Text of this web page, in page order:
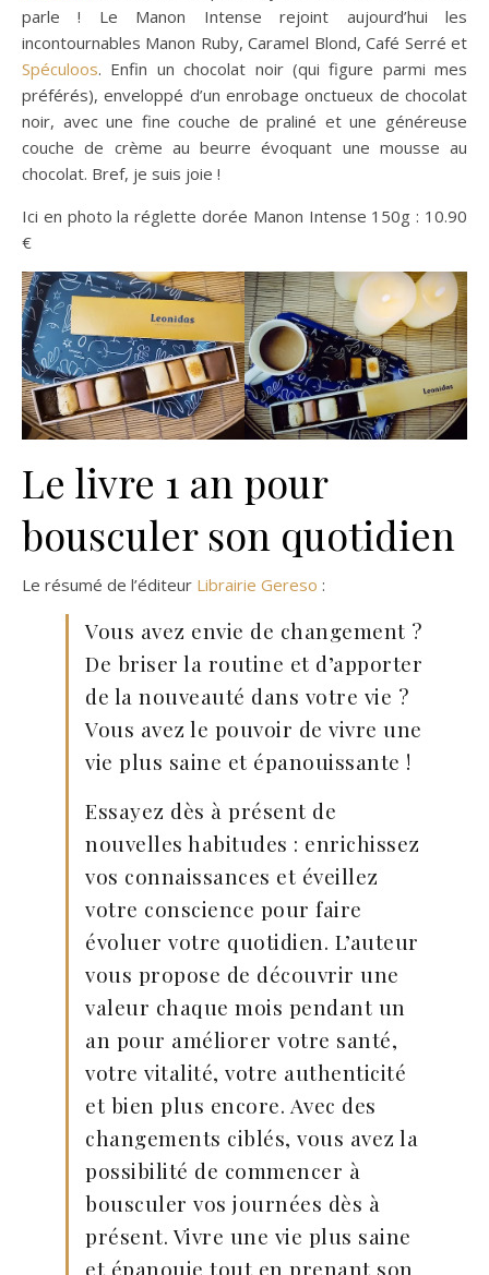
parle ! Le Manon Intense rejoint aujourd’hui les
incontournables Manon Ruby, Caramel Blond, Café Serré et
Spéculoos. Enfin un chocolat noir (qui figure parmi mes
préférés), enveloppé d’un enrobage onctueux de chocolat
noir, avec une fine couche de praliné et une généreuse
couche de crème au beurre évoquant une mousse au
chocolat. Bref, je suis joie !
Ici en photo la réglette dorée Manon Intense 150g : 10.90
€
Le livre 1 an pour
bousculer son quotidien
Le résumé de l’éditeur Librairie Gereso :
Vous avez envie de changement ?
De briser la routine et d’apporter
de la nouveauté dans votre vie ?
Vous avez le pouvoir de vivre une
vie plus saine et épanouissante !
Essayez dès à présent de
nouvelles habitudes : enrichissez
vos connaissances et éveillez
votre conscience pour faire
évoluer votre quotidien. L’auteur
vous propose de découvrir une
valeur chaque mois pendant un
an pour améliorer votre santé,
votre vitalité, votre authenticité
et bien plus encore. Avec des
changements ciblés, vous avez la
possibilité de commencer à
bousculer vos journées dès à
présent. Vivre une vie plus saine
et épanouie tout en prenant son